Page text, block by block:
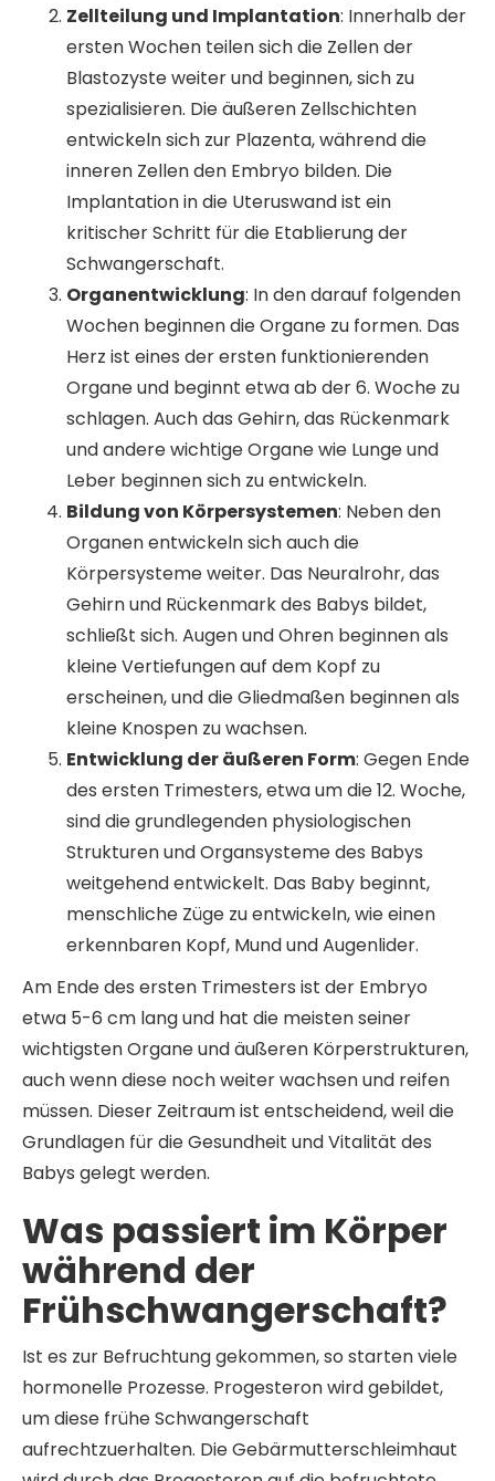
Zellteilung und Implantation: Innerhalb der
ersten Wochen teilen sich die Zellen der
Blastozyste weiter und beginnen, sich zu
spezialisieren. Die äußeren Zellschichten
entwickeln sich zur Plazenta, während die
inneren Zellen den Embryo bilden. Die
Implantation in die Uteruswand ist ein
kritischer Schritt für die Etablierung der
Schwangerschaft.
Organentwicklung: In den darauf folgenden
Wochen beginnen die Organe zu formen. Das
Herz ist eines der ersten funktionierenden
Organe und beginnt etwa ab der 6. Woche zu
schlagen. Auch das Gehirn, das Rückenmark
und andere wichtige Organe wie Lunge und
Leber beginnen sich zu entwickeln.
Bildung von Körpersystemen: Neben den
Organen entwickeln sich auch die
Körpersysteme weiter. Das Neuralrohr, das
Gehirn und Rückenmark des Babys bildet,
schließt sich. Augen und Ohren beginnen als
kleine Vertiefungen auf dem Kopf zu
erscheinen, und die Gliedmaßen beginnen als
kleine Knospen zu wachsen.
Entwicklung der äußeren Form: Gegen Ende
des ersten Trimesters, etwa um die 12. Woche,
sind die grundlegenden physiologischen
Strukturen und Organsysteme des Babys
weitgehend entwickelt. Das Baby beginnt,
menschliche Züge zu entwickeln, wie einen
erkennbaren Kopf, Mund und Augenlider.
Am Ende des ersten Trimesters ist der Embryo
etwa 5-6 cm lang und hat die meisten seiner
wichtigsten Organe und äußeren Körperstrukturen,
auch wenn diese noch weiter wachsen und reifen
müssen. Dieser Zeitraum ist entscheidend, weil die
Grundlagen für die Gesundheit und Vitalität des
Babys gelegt werden.
Was passiert im Körper
während der
Frühschwangerschaft?
Ist es zur Befruchtung gekommen, so starten viele
hormonelle Prozesse. Progesteron wird gebildet,
um diese frühe Schwangerschaft
aufrechtzuerhalten. Die Gebärmutterschleimhaut